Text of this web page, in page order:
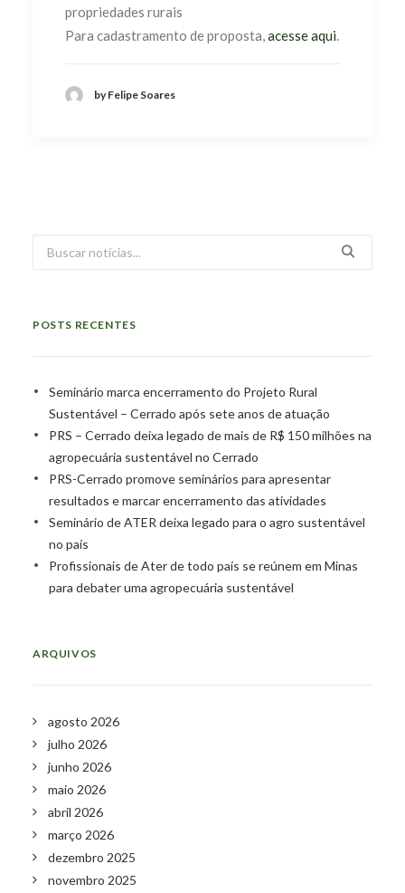
propriedades rurais
Para cadastramento de proposta,acesse aqui.
by Felipe Soares
POSTS RECENTES
Seminário marca encerramento do Projeto Rural
Sustentável – Cerrado após sete anos de atuação
PRS – Cerrado deixa legado de mais de R$ 150 milhões na
agropecuária sustentável no Cerrado
PRS-Cerrado promove seminários para apresentar
resultados e marcar encerramento das atividades
Seminário de ATER deixa legado para o agro sustentável
no país
Profissionais de Ater de todo país se reúnem em Minas
para debater uma agropecuária sustentável
ARQUIVOS
agosto 2026
julho 2026
junho 2026
maio 2026
abril 2026
março 2026
dezembro 2025
novembro 2025